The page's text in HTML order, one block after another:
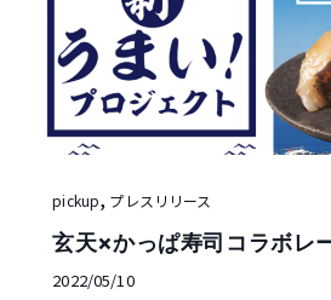
pickup, プレスリリース
玄天×かっぱ寿司コラボレ
2022/05/10